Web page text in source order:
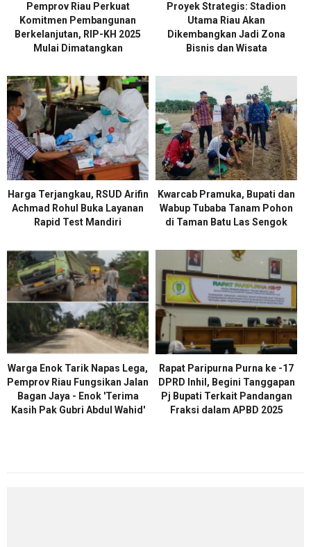
Pemprov Riau Perkuat
Komitmen Pembangunan
Berkelanjutan, RIP-KH 2025
Mulai Dimatangkan
Proyek Strategis: Stadion
Utama Riau Akan
Dikembangkan Jadi Zona
Bisnis dan Wisata
Harga Terjangkau, RSUD Arifin
Achmad Rohul Buka Layanan
Rapid Test Mandiri
Kwarcab Pramuka, Bupati dan
Wabup Tubaba Tanam Pohon
di Taman Batu Las Sengok
Warga Enok Tarik Napas Lega,
Pemprov Riau Fungsikan Jalan
Bagan Jaya - Enok 'Terima
Kasih Pak Gubri Abdul Wahid'
Rapat Paripurna Purna ke -17
DPRD Inhil, Begini Tanggapan
Pj Bupati Terkait Pandangan
Fraksi dalam APBD 2025